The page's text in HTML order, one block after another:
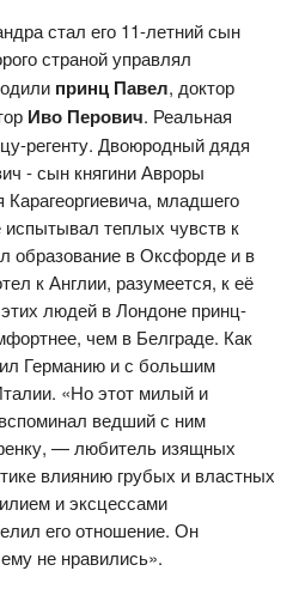
стал его 11-летний сын
страной управлял
принц Павел, доктор
Иво Перович. Реальная
регенту. Двоюродный дядя
- сын княгини Авроры
младшего
теплых чувств к
образование в Оксфорде и в
к Англии, разумеется, к её
людей в Лондоне принц-
чем в Белграде. Как
Германию и с большим
«Но этот милый и
ведший с ним
— любитель изящных
влиянию грубых и властных
и эксцессами
его отношение. Он
не нравились».